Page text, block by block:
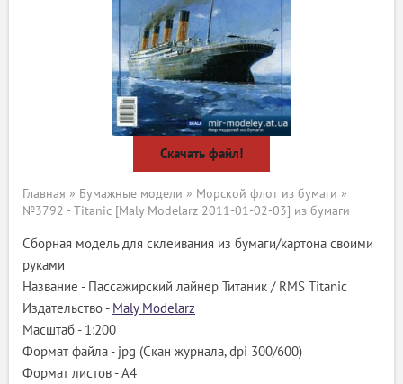
Скачать файл!
Главная » Бумажные модели » Морской флот из бумаги »
№3792 - Titanic [Maly Modelarz 2011-01-02-03] из бумаги
Сборная модель для склеивания из бумаги/картона своими
руками
Название - Пассажирский лайнер Титаник / RMS Titanic
Издательство - Maly Modelarz
Масштаб - 1:200
Формат файла - jpg (Скан журнала, dpi 300/600)
Формат листов - A4